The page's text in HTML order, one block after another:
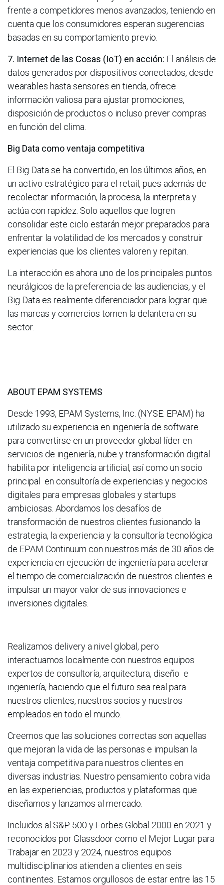
frente a competidores menos avanzados, teniendo en
cuenta que los consumidores esperan sugerencias
basadas en su comportamiento previo.
7. Internet de las Cosas (IoT) en acción: El análisis de
datos generados por dispositivos conectados, desde
wearables hasta sensores en tienda, ofrece
información valiosa para ajustar promociones,
disposición de productos o incluso prever compras
en función del clima.
Big Data como ventaja competitiva
El Big Data se ha convertido, en los últimos años, en
un activo estratégico para el retail, pues además de
recolectar información, la procesa, la interpreta y
actúa con rapidez. Solo aquellos que logren
consolidar este ciclo estarán mejor preparados para
enfrentar la volatilidad de los mercados y construir
experiencias que los clientes valoren y repitan.
La interacción es ahora uno de los principales puntos
neurálgicos de la preferencia de las audiencias, y el
Big Data es realmente diferenciador para lograr que
las marcas y comercios tomen la delantera en su
sector.
ABOUT EPAM SYSTEMS
Desde 1993, EPAM Systems, Inc. (NYSE: EPAM) ha
utilizado su experiencia en ingeniería de software
para convertirse en un proveedor global líder en
servicios de ingeniería, nube y transformación digital
habilita por inteligencia artificial, así como un socio
principal en consultoría de experiencias y negocios
digitales para empresas globales y startups
ambiciosas. Abordamos los desafíos de
transformación de nuestros clientes fusionando la
estrategia, la experiencia y la consultoría tecnológica
de EPAM Continuum con nuestros más de 30 años de
experiencia en ejecución de ingeniería para acelerar
el tiempo de comercialización de nuestros clientes e
impulsar un mayor valor de sus innovaciones e
inversiones digitales.
Realizamos delivery a nivel global, pero
interactuamos localmente con nuestros equipos
expertos de consultoría, arquitectura, diseño e
ingeniería, haciendo que el futuro sea real para
nuestros clientes, nuestros socios y nuestros
empleados en todo el mundo.
Creemos que las soluciones correctas son aquellas
que mejoran la vida de las personas e impulsan la
ventaja competitiva para nuestros clientes en
diversas industrias. Nuestro pensamiento cobra vida
en las experiencias, productos y plataformas que
diseñamos y lanzamos al mercado.
Incluidos al S&P 500 y Forbes Global 2000 en 2021 y
reconocidos por Glassdoor como el Mejor Lugar para
Trabajar en 2023 y 2024, nuestros equipos
multidisciplinarios atienden a clientes en seis
continentes. Estamos orgullosos de estar entre las 15